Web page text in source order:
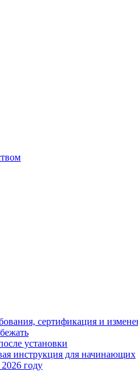
сертификация и
установки
инструкция для начинающих
году